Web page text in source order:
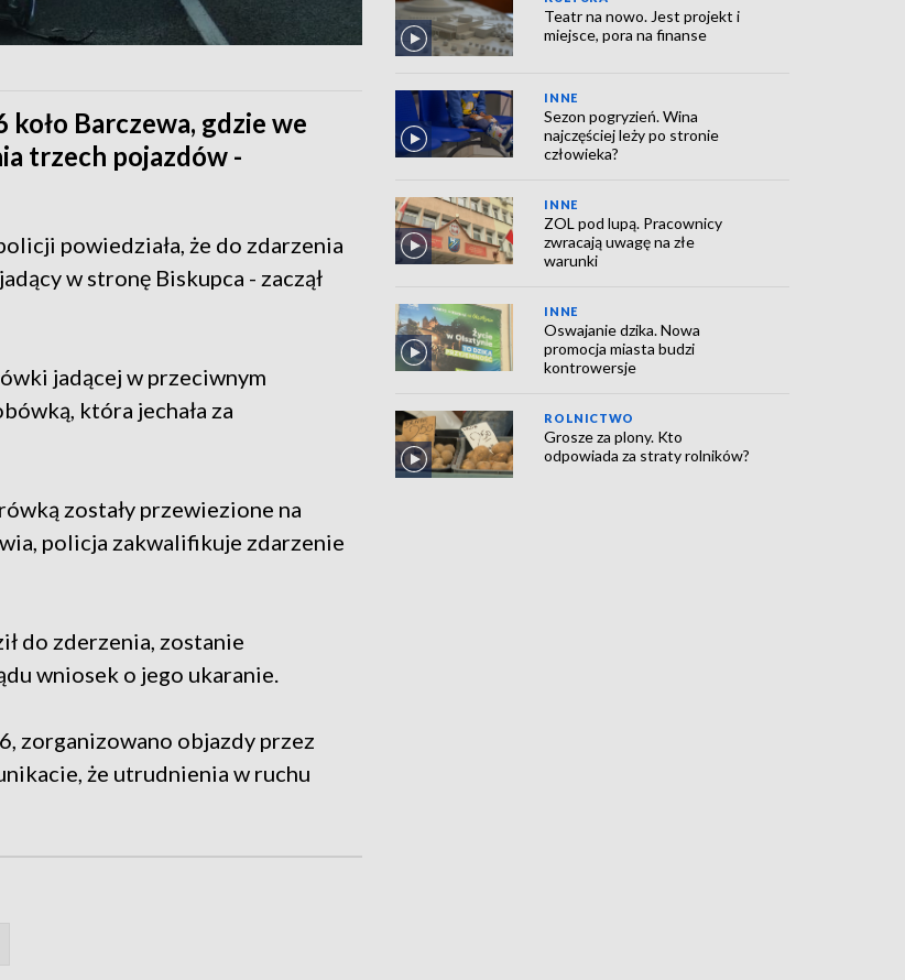
Barczewa, gdzie we
trzech pojazdów -
powiedziała, że do zdarzenia
w stronę Biskupca - zaczął
jadącej w przeciwnym
która jechała za
zostały przewiezione na
policja zakwalifikuje zdarzenie
do zderzenia, zostanie
wniosek o jego ukaranie.
zorganizowano objazdy przez
że utrudnienia w ruchu
Teatr na nowo. Jest projekt i
miejsce, pora na finanse
INNE
Sezon pogryzień. Wina
najczęściej leży po stronie
człowieka?
INNE
ZOL pod lupą. Pracownicy
zwracają uwagę na złe
warunki
INNE
Oswajanie dzika. Nowa
promocja miasta budzi
kontrowersje
ROLNICTWO
Grosze za plony. Kto
odpowiada za straty rolników?